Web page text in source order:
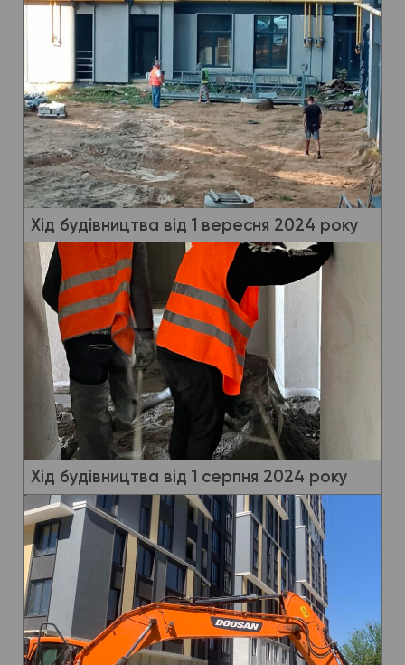
Хід будівництва від 1 вересня 2024 року
Хід будівництва від 1 серпня 2024 року